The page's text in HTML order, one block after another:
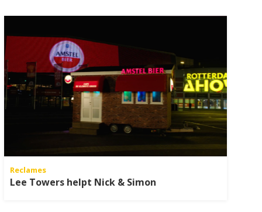
Reclames
Lee Towers helpt Nick & Simon